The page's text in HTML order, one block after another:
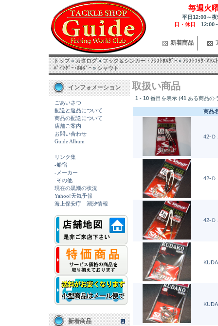
毎週火
平日12:00～
日・休日 12:00
新着商品
トップ»カタログ»フック＆シンカー・ｱｼｽﾄﾎﾙﾀﾞｰ»ｱｼｽﾄﾌｯｸ･ｱｼｽ
ﾊﾞｲﾝﾀﾞｰ･ﾎﾙﾀﾞｰ»シャウト
インフォメーション
ごあいさつ
配送と返品について
商品の配送について
店舗ご案内
お問い合わせ
Guide Album
リンク集
-船宿
-メーカー
-その他
現在の黒潮の状況
Yahoo!天気予報
海上保安庁 潮汐情報
新着商品
取扱い商品
1 - 10 番目を表示 (41 ある商品の
商品
42-
42-
42-